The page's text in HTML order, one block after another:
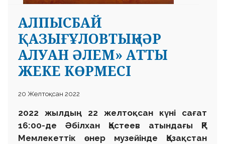
АЛПЫСБАЙ
ҚАЗЫҒҰЛОВТЫҢ «ӘР
АЛУАН ӘЛЕМ» АТТЫ
ЖЕКЕ КӨРМЕСІ
20 Желтоқсан 2022
2022 жылдың 22 желтоқсан күні сағат
16:00-де Әбілхан Қастеев атындағы ҚР
Мемлекеттік өнер музейінде Қазақстан